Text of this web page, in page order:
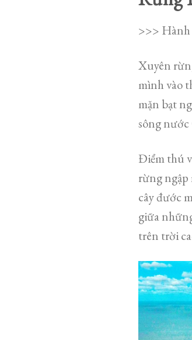
>>>
Xuyên
mình vào
mặn bạt
sông
Điểm thú
rừng ngập
cây đước
giữa
trên trời